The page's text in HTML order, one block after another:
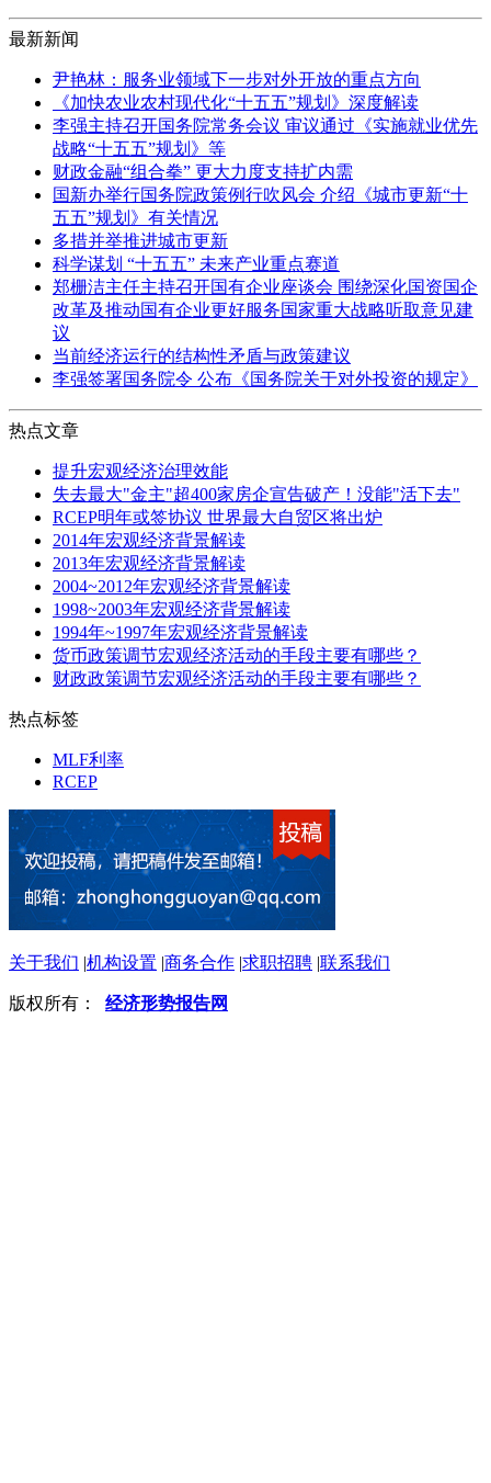
最新新闻
尹艳林：服务业领域下一步对外开放的重点方向
《加快农业农村现代化“十五五”规划》深度解读
李强主持召开国务院常务会议 审议通过《实施就业优先
战略“十五五”规划》等
财政金融“组合拳” 更大力度支持扩内需
国新办举行国务院政策例行吹风会 介绍《城市更新“十
五五”规划》有关情况
多措并举推进城市更新
科学谋划 “十五五” 未来产业重点赛道
郑栅洁主任主持召开国有企业座谈会 围绕深化国资国企
改革及推动国有企业更好服务国家重大战略听取意见建
议
当前经济运行的结构性矛盾与政策建议
李强签署国务院令 公布《国务院关于对外投资的规定》
热点文章
提升宏观经济治理效能
失去最大"金主"超400家房企宣告破产！没能"活下去"
RCEP明年或签协议 世界最大自贸区将出炉
2014年宏观经济背景解读
2013年宏观经济背景解读
2004~2012年宏观经济背景解读
1998~2003年宏观经济背景解读
1994年~1997年宏观经济背景解读
货币政策调节宏观经济活动的手段主要有哪些？
财政政策调节宏观经济活动的手段主要有哪些？
热点标签
MLF利率
RCEP
关于我们 |机构设置 |商务合作 |求职招聘 |联系我们
版权所有： 经济形势报告网